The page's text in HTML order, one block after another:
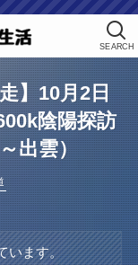
SEARCH
】10月2日
陰陽探訪
出雲）
います。